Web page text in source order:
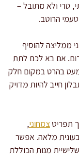
טרי ולא מתובל –
הרוטב.
ממליצה להוסיף
אם בא לכם לתת
בהרט במקום חלק
חייב להיות מדויק
תפריטצמחוני,
מלאה. אפשר
מנות הכוללת